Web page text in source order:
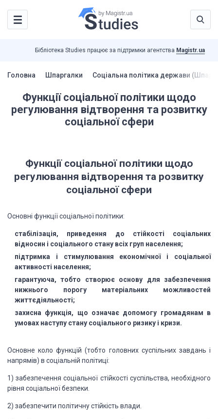
Бібліотека Studies працює за підтримки агентства Magistr.ua
Головна Шпаргалки Соціальна політика держави
Функції соціальної політики щодо
регулювання відтворення та розвитку
соціальної сфери
Функції соціальної політики щодо
регулювання відтворення та розвитку
соціальної сфери
Основні функції соціальної політики:
стабілізація, приведення до стійкості соціальних
відносин і соціального стану всіх груп населення;
підтримка і стимулювання економічної і соціальної
активності населення;
гарантуюча, тобто створює основу для забезпечення
нижнього порогу матеріальних можливостей
життєдіяльності;
захисна функція, що означає допомогу громадянам в
умовах наступу стану соціального ризику і кризи.
Основне коло функцій (тобто головних суспільних завдань і
напрямів) в соціальній політиці:
1) забезпечення соціальної стійкості суспільства, необхідного
рівня соціальної безпеки.
2) забезпечити політичну стійкість влади.